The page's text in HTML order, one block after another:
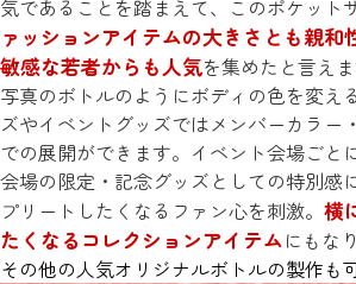
気であることを踏まえて、このポケット
ァッションアイテムの大きさとも親和
敏感な若者からも人気を集めたと言えま
写真のボトルのようにボディの色を変え
ズやイベントグッズではメンバーカラー
での展開ができます。イベント会場ごと
会場の限定・記念グッズとしての特別感
プリートしたくなるファン心を刺激。 横
たくなるコレクションアイテムにもな
その他の人気オリジナルボトルの製作も